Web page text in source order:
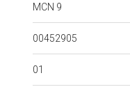
MCN 9
00452905
01